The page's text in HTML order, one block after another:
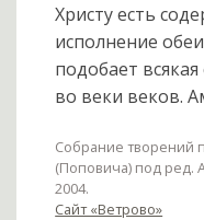
Христу есть
исполнение
подобает
во веки веков.
Собрание творений
(Поповича) под ред.
2004.
Сайт «Ветрово»